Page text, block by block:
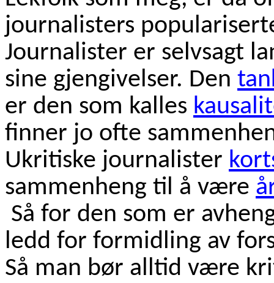
journalisters
Journalister er selvsagt
sine gjengivelser. Den
er den som kalles
finner jo ofte
Ukritiske journalister
sammenheng til å være
Så for den som er
ledd for formidling av
Så man bør alltid være